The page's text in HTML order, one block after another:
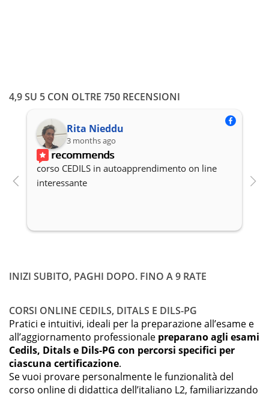
4,9 SU 5 CON OLTRE 750 RECENSIONI
Rita Nieddu
3 months ago
recommends
corso CEDILS in autoapprendimento on line
interessante
INIZI SUBITO, PAGHI DOPO. FINO A 9 RATE
CORSI ONLINE CEDILS, DITALS E DILS-PG
Pratici e intuitivi, ideali per la preparazione all’esame e
all’aggiornamento professionale preparano agli esami
Cedils, Ditals e Dils-PG con percorsi specifici per
ciascuna certificazione.
Se vuoi provare personalmente le funzionalità del
corso online di didattica dell’italiano L2, familiarizzando